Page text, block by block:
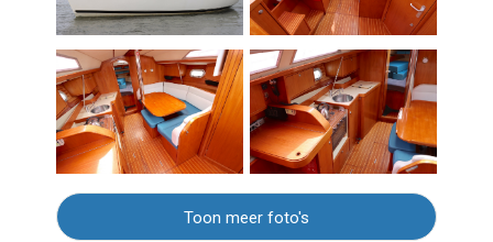
Toon meer foto's